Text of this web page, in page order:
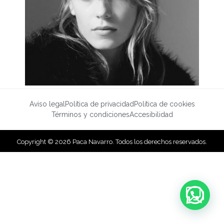
Aviso legal Política de privacidad Política de cookies
Términos y condicionesAccesibilidad
Copyright © 2026 Paca Navarro. Todos los derechos reservados.